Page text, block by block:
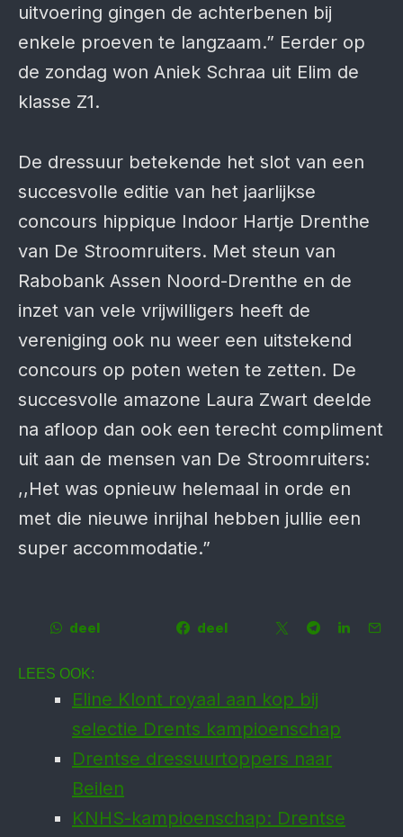
uitvoering gingen de achterbenen bij
enkele proeven te langzaam.” Eerder op
de zondag won Aniek Schraa uit Elim de
klasse Z1.
De dressuur betekende het slot van een
succesvolle editie van het jaarlijkse
concours hippique Indoor Hartje Drenthe
van De Stroomruiters. Met steun van
Rabobank Assen Noord-Drenthe en de
inzet van vele vrijwilligers heeft de
vereniging ook nu weer een uitstekend
concours op poten weten te zetten. De
succesvolle amazone Laura Zwart deelde
na afloop dan ook een terecht compliment
uit aan de mensen van De Stroomruiters:
,,Het was opnieuw helemaal in orde en
met die nieuwe inrijhal hebben jullie een
super accommodatie.”
deel deel
LEES OOK:
Eline Klont royaal aan kop bij
selectie Drents kampioenschap
Drentse dressuurtoppers naar
Beilen
KNHS-kampioenschap: Drentse